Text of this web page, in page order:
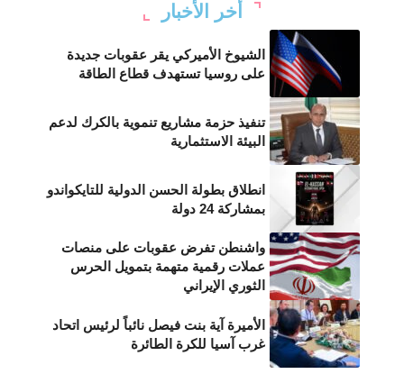
أخر الأخبار
الشيوخ الأميركي يقر عقوبات جديدة
على روسيا تستهدف قطاع الطاقة
تنفيذ حزمة مشاريع تنموية بالكرك لدعم
البيئة الاستثمارية
انطلاق بطولة الحسن الدولية للتايكواندو
بمشاركة 24 دولة
واشنطن تفرض عقوبات على منصات
عملات رقمية متهمة بتمويل الحرس
الثوري الإيراني
الأميرة آية بنت فيصل نائباً لرئيس اتحاد
غرب آسيا للكرة الطائرة